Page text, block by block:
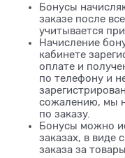
Бонусы
заказе после
учитывается
Начисление
кабинете
оплате и
по телефону и
сожалению, мы
по заказу.
Бонусы можно
заказах, в виде
заказа за